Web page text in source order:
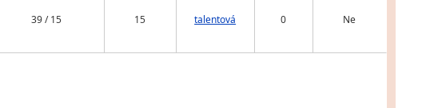
39 / 15 15 talentová 0 Ne